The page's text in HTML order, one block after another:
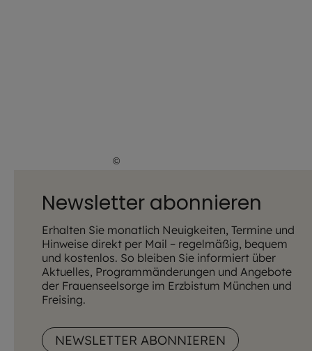
©
Newsletter abonnieren
Erhalten Sie monatlich Neuigkeiten, Termine und
Hinweise direkt per Mail – regelmäßig, bequem
und kostenlos. So bleiben Sie informiert über
Aktuelles, Programmänderungen und Angebote
der Frauenseelsorge im Erzbistum München und
Freising.
NEWSLETTER ABONNIEREN